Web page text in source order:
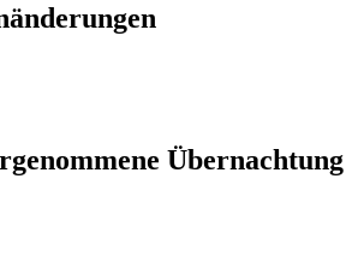
Übernachtung